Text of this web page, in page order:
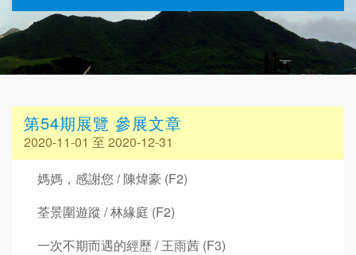
第54期展覽 參展文章
2020-11-01 至 2020-12-31
媽媽，感謝您 / 陳煒豪 (F2)
荃景圍遊蹤 / 林緣庭 (F2)
一次不期而遇的經歷 / 王雨茜 (F3)